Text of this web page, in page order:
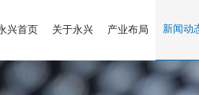
兴首页 关于永兴 产业布局 新闻动